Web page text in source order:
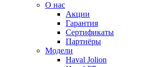
О нас
Акции
Гарантия
Сертификаты
Партнёры
Модели
Haval Jolion